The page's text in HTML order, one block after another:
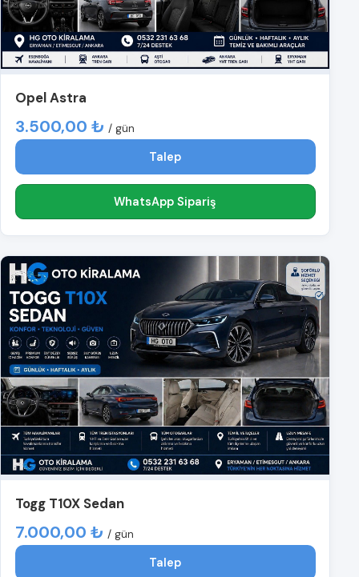
Opel Astra
3.500,00 ₺ / gün
Talep
WhatsApp Sipariş
Togg T10X Sedan
7.000,00 ₺ / gün
Talep